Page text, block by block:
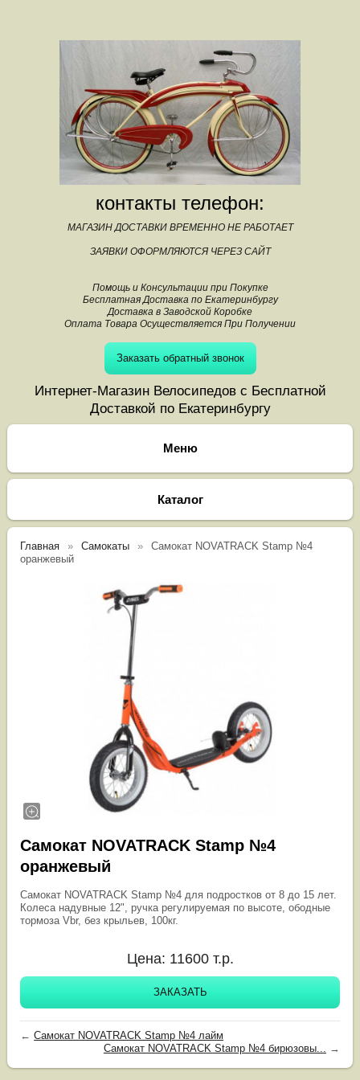
контакты телефон:
МАГАЗИН ДОСТАВКИ ВРЕМЕННО НЕ РАБОТАЕТ
ЗАЯВКИ ОФОРМЛЯЮТСЯ ЧЕРЕЗ САЙТ
Помощь и Консультации при Покупке
Бесплатная Доставка по Екатеринбургу
Доставка в Заводской Коробке
Оплата Товара Осуществляется При Получении
Заказать обратный звонок
Интернет-Магазин Велосипедов с Бесплатной
Доставкой по Екатеринбургу
Каталог
Главная Самокаты
Самокат NOVATRACK Stamp №4
оранжевый
Самокат NOVATRACK Stamp №4
оранжевый
Самокат NOVATRACK Stamp №4 для подростков от 8 до 15 лет.
Колеса надувные 12", ручка регулируемая по высоте, ободные
тормоза Vbr, без крыльев, 100кг.
Цена: 11600т.р.
ЗАКАЗАТЬ
←Самокат NOVATRACK Stamp №4 лайм
Самокат NOVATRACK Stamp №4 бирюзовы... →